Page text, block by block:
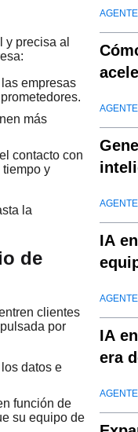
precisa al
empresas
más
contacto con
tiempo y
la
de
clientes
por
datos e
función de
su equipo de
IA
IA
era